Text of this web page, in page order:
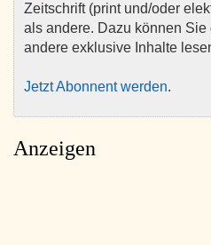
Zeitschrift (print und/oder
als andere. Dazu können
andere exklusive Inhalte
Jetzt Abonnent werden.
Anzeigen